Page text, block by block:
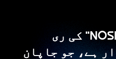
NOSIGNER "CTI JAPAN" کی ری
ہے، جو جاپان